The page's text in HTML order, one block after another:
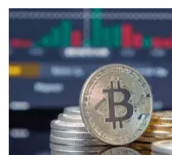
mẽ cho cả hai đồng tiền số, với